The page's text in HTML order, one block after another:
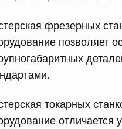
фрезерных
позволяет
токарных
отличается
открытий»
союз.
отношения с